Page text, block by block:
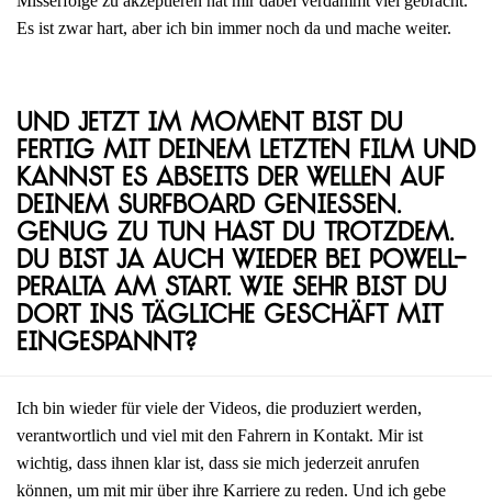
Es ist zwar hart, aber ich bin immer noch da und mache weiter.
Und jetzt im Moment bist du
fertig mit deinem letzten Film und
kannst es abseits der Wellen auf
deinem Surfboard genießen.
Genug zu tun hast du trotzdem.
Du bist ja auch wieder bei Powell-
Peralta am Start. Wie sehr bist du
dort ins tägliche Geschäft mit
eingespannt?
Ich bin wieder für viele der Videos, die produziert werden,
verantwortlich und viel mit den Fahrern in Kontakt. Mir ist
wichtig, dass ihnen klar ist, dass sie mich jederzeit anrufen
können, um mit mir über ihre Karriere zu reden. Und ich gebe